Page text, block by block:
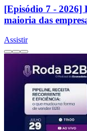
[Episódio 7 - 2026]
maioria das
Assistir